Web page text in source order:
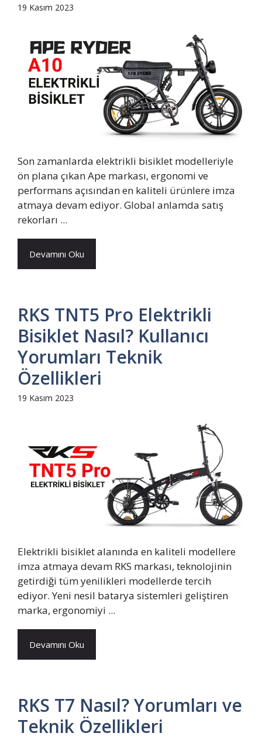
19 Kasım 2023
Son zamanlarda elektrikli bisiklet modelleriyle
ön plana çıkan Ape markası, ergonomi ve
performans açısından en kaliteli ürünlere imza
atmaya devam ediyor. Global anlamda satış
rekorları ...
Devamını Oku
RKS TNT5 Pro Elektrikli
Bisiklet Nasıl? Kullanıcı
Yorumları Teknik
Özellikleri
19 Kasım 2023
Elektrikli bisiklet alanında en kaliteli modellere
imza atmaya devam RKS markası, teknolojinin
getirdiği tüm yenilikleri modellerde tercih
ediyor. Yeni nesil batarya sistemleri geliştiren
marka, ergonomiyi ...
Devamını Oku
RKS T7 Nasıl? Yorumları ve
Teknik Özellikleri